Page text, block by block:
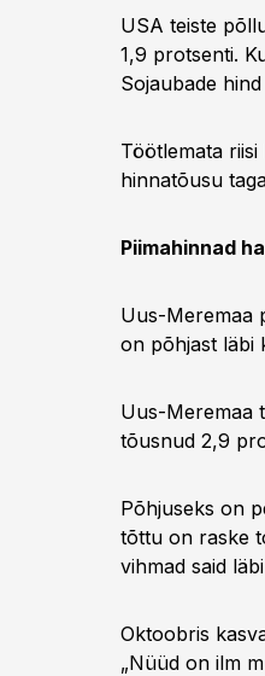
USA teiste
1,9 protsenti.
Sojaubade
Töötlemata
hinnatõusu
Piimahinnad
Uus-Meremaa
on põhjast läbi
Uus-Meremaa
tõusnud 2,9
Põhjuseks on
tõttu on raske
vihmad said
Oktoobris
„Nüüd on ilm